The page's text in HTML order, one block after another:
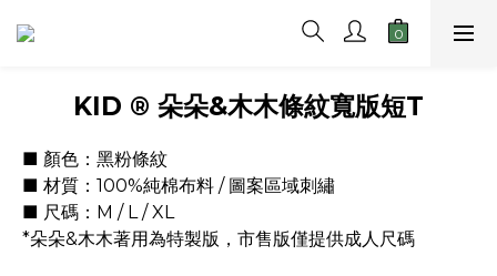
KID ® 朵朵&木木條紋寬版短T
■ 顏色：黑粉條紋
■ 材質：100%純棉布料 / 圖案區域刺繡
■ 尺碼：M / L / XL
*朵朵&木木著用為特製版，市售版僅提供成人尺碼